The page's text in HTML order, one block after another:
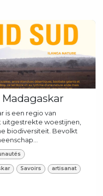
is een regio van
uitgestrekte woestijnen,
biodiversiteit. Bevolkt
Savoirs artisanat